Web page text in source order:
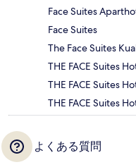
Face Suites
Face Suites
The Face Suites
THE FACE Suites
THE FACE Suites
THE FACE Suites
よくある質問